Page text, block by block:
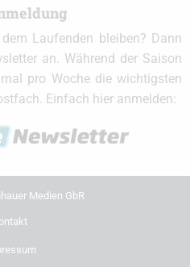
Laufenden bleiben? Dann
an. Während der Saison
pro Woche die wichtigsten
Einfach hier anmelden:
Medien GbR